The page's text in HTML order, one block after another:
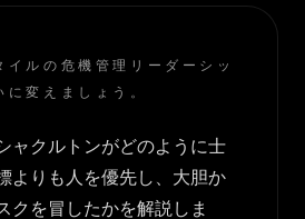
イルの危機管理リーダーシッ
に変えましょう。
ャクルトンがどのように士
よりも人を優先し、大胆か
クを冒したかを解説しま